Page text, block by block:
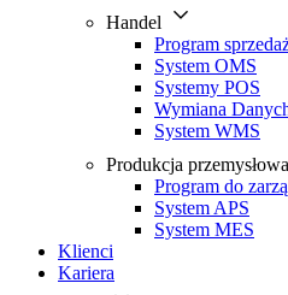
Handel
Program
System OMS
Systemy POS
Wymiana
System WMS
Produkcja przemysłowa
Program do
System APS
System MES
Klienci
Kariera